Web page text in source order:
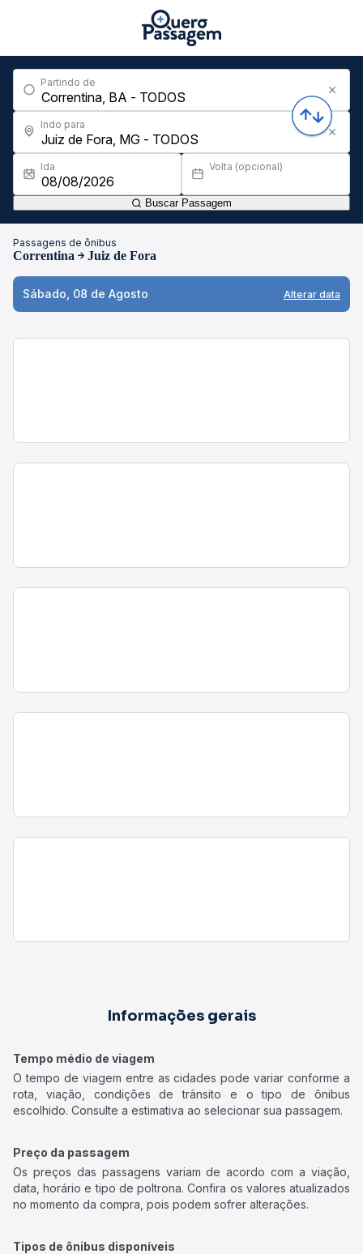
Partindo de
Indo para
Ida Volta (opcional)
Buscar Passagem
Passagens de ônibus
Correntina Juiz de Fora
Sábado, 08 de Agosto Alterar data
Informações gerais
Tempo médio de viagem
O tempo de viagem entre as cidades pode variar conforme a
rota, viação, condições de trânsito e o tipo de ônibus
escolhido. Consulte a estimativa ao selecionar sua passagem.
Preço da passagem
Os preços das passagens variam de acordo com a viação,
data, horário e tipo de poltrona. Confira os valores atualizados
no momento da compra, pois podem sofrer alterações.
Tipos de ônibus disponíveis